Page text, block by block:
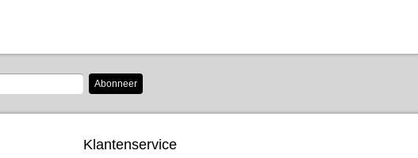
Abonneer
Klantenservice